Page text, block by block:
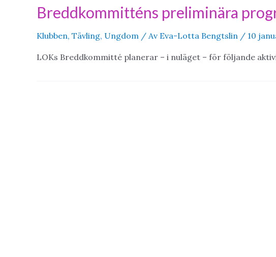
Breddkommitténs preliminära
Klubben, Tävling, Ungdom / Av Eva-Lotta Bengtslin / 10
LOKs Breddkommitté planerar – i nuläget – för följande